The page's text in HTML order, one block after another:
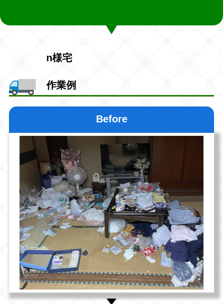
n様宅
作業例
Before